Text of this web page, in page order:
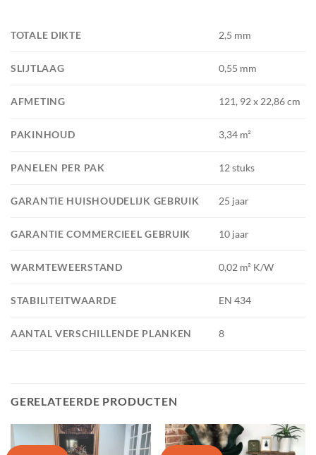
TOTALE DIKTE 2,5 mm
SLIJTLAAG 0,55 mm
AFMETING 121, 92 x 22,86 cm
PAKINHOUD 3,34 m²
PANELEN PER PAK 12 stuks
GARANTIE HUISHOUDELIJK GEBRUIK 25 jaar
GARANTIE COMMERCIEEL GEBRUIK 10 jaar
WARMTEWEERSTAND 0,02 m² K/W
STABILITEITWAARDE EN 434
AANTAL VERSCHILLENDE PLANKEN 8
GERELATEERDE PRODUCTEN